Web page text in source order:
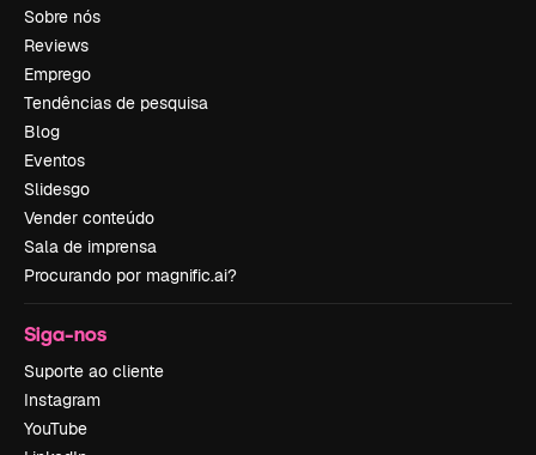
Sobre nós
Reviews
Emprego
Tendências de pesquisa
Blog
Eventos
Slidesgo
Vender conteúdo
Sala de imprensa
Procurando por magnific.ai?
Siga-nos
Suporte ao cliente
Instagram
YouTube